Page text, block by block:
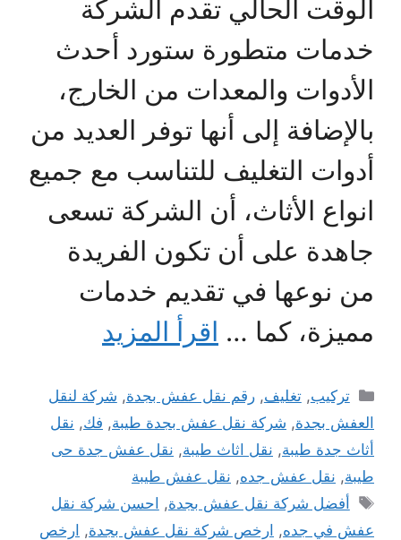
الوقت الحالي تقدم الشركة
خدمات متطورة ستورد أحدث
الأدوات والمعدات من الخارج،
بالإضافة إلى أنها توفر العديد من
أدوات التغليف للتناسب مع جميع
انواع الأثاث، أن الشركة تسعى
جاهدة على أن تكون الفريدة
من نوعها في تقديم خدمات
مميزة، كما … اقرأ المزيد
التصنيفات
تركيب,تغليف,رقم نقل عفش بجدة, شركة لنقل
العفش بجدة, شركة نقل عفش بجدة طيبة, فك, نقل
أثاث جدة طيبة, نقل اثاث طيبة, نقل عفش جدة حى
طيبة, نقل عفش جده, نقل عفش طيبة
الوسوم
أفضل شركة نقل عفش بجدة, احسن شركة نقل
عفش في جده, ارخص شركة نقل عفش بجدة, ارخص